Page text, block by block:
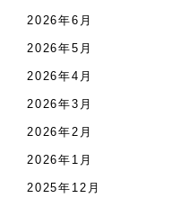
2026年6月
2026年5月
2026年4月
2026年3月
2026年2月
2026年1月
2025年12月